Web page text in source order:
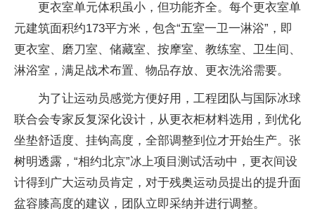
更衣室单元体积虽小，但功能齐全。每个更衣室单
元建筑面积约173平方米，包含“五室一卫一淋浴”，即
更衣室、磨刀室、储藏室、按摩室、教练室、卫生间、
淋浴室，满足战术布置、物品存放、更衣洗浴需要。
为了让运动员感觉方便好用，工程团队与国际冰球
联合会专家反复深化设计，从更衣柜材料选用，到优化
坐垫舒适度、挂钩高度，全部调整到位才开始生产。张
树明透露，“相约北京”冰上项目测试活动中，更衣间设
计得到广大运动员肯定，对于残奥运动员提出的提升面
盆容膝高度的建议，团队立即采纳并进行调整。